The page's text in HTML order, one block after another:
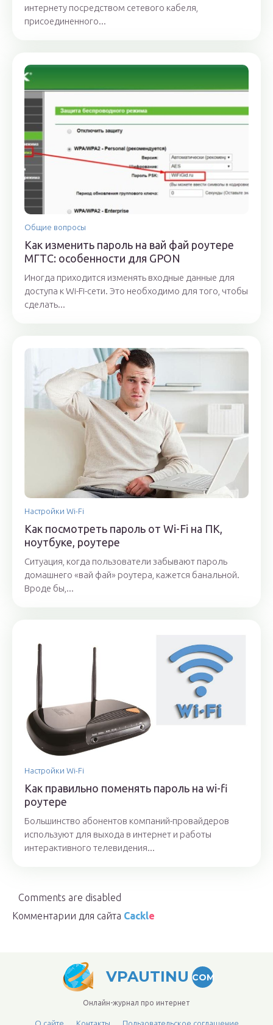
интернету посредством сетевого кабеля,
присоединенного...
Общие вопросы
Как изменить пароль на вай фай роутере
МГТС: особенности для GPON
Иногда приходится изменять входные данные для
доступа к Wi-Fi-сети. Это необходимо для того, чтобы
сделать...
Настройки Wi-Fi
Как посмотреть пароль от Wi-Fi на ПК,
ноутбуке, роутере
Ситуация, когда пользователи забывают пароль
домашнего «вай фай» роутера, кажется банальной.
Вроде бы,...
Настройки Wi-Fi
Как правильно поменять пароль на wi-fi
роутере
Большинство абонентов компаний-провайдеров
используют для выхода в интернет и работы
интерактивного телевидения...
Comments are disabled
Комментарии для сайта Cackle
VPAUTINU COM
Онлайн-журнал про интернет